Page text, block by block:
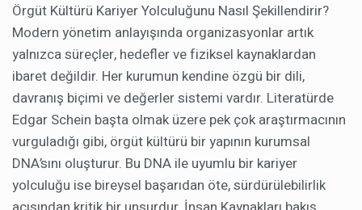
Örgüt Kültürü Kariyer Yolculuğunu Nasıl Şekillendirir?
Modern yönetim anlayışında organizasyonlar artık
yalnızca süreçler, hedefler ve fiziksel kaynaklardan
ibaret değildir. Her kurumun kendine özgü bir dili,
davranış biçimi ve değerler sistemi vardır. Literatürde
Edgar Schein başta olmak üzere pek çok araştırmacının
vurguladığı gibi, örgüt kültürü bir yapının kurumsal
DNA’sını oluşturur. Bu DNA ile uyumlu bir kariyer
yolculuğu ise bireysel başarıdan öte, sürdürülebilirlik